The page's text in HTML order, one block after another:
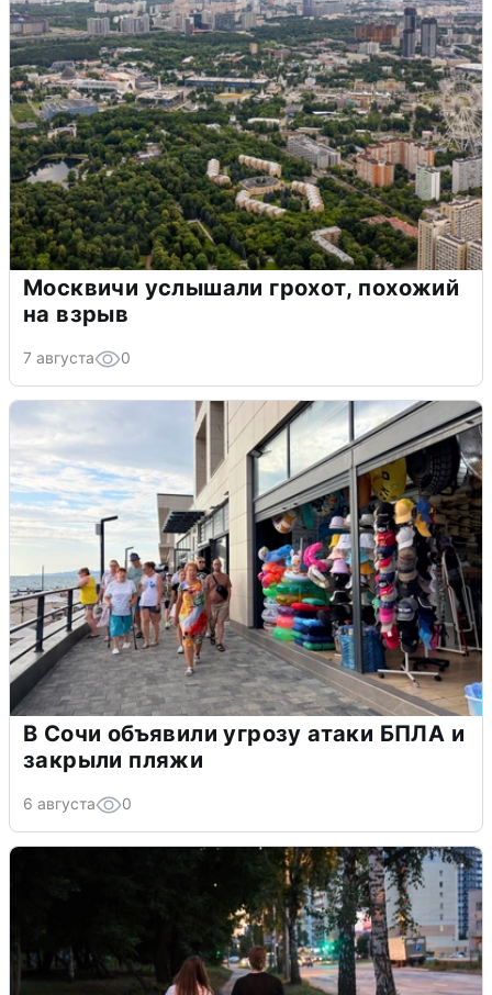
Москвичи услышали грохот, похожий
на взрыв
7 августа 0
В Сочи объявили угрозу атаки БПЛА и
закрыли пляжи
6 августа 0